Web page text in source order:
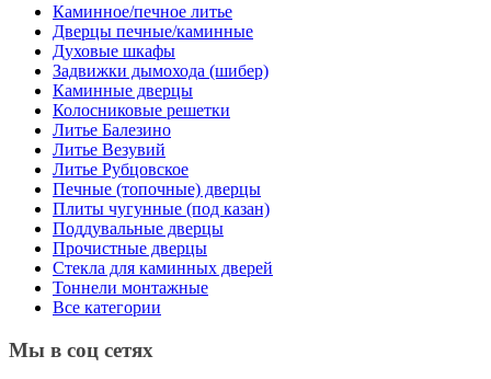
Каминное/печное литье
Дверцы печные/каминные
Духовые шкафы
Задвижки дымохода (шибер)
Каминные дверцы
Колосниковые решетки
Литье Балезино
Литье Везувий
Литье Рубцовское
Печные (топочные) дверцы
Плиты чугунные (под казан)
Поддувальные дверцы
Прочистные дверцы
Стекла для каминных дверей
Тоннели монтажные
Все категории
Мы в соц сетях